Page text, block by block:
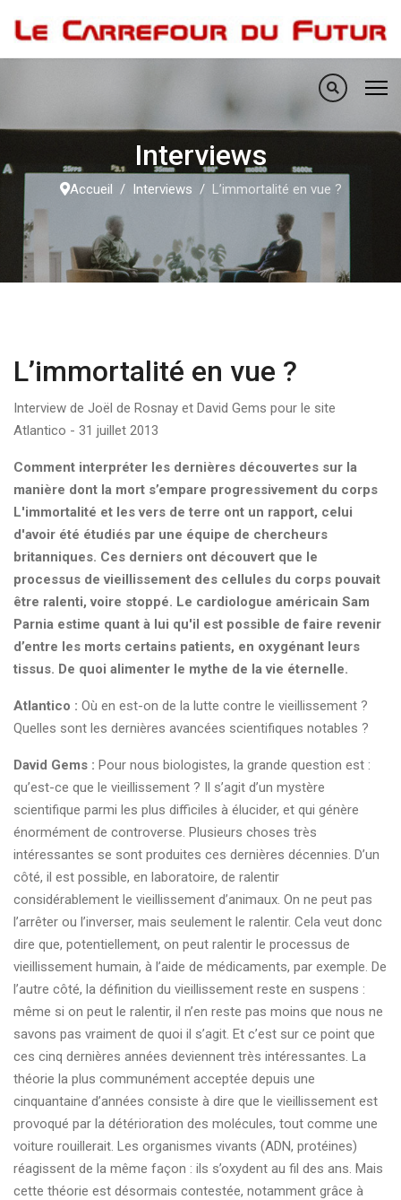
Interviews
Accueil Interviews L’immortalité en vue ?
L’immortalité en vue ?
Interview de Joël de Rosnay et David Gems pour le site
Atlantico - 31 juillet 2013
Comment interpréter les dernières découvertes sur la
manière dont la mort s’empare progressivement du corps
L'immortalité et les vers de terre ont un rapport, celui
d'avoir été étudiés par une équipe de chercheurs
britanniques. Ces derniers ont découvert que le
processus de vieillissement des cellules du corps pouvait
être ralenti, voire stoppé. Le cardiologue américain Sam
Parnia estime quant à lui qu'il est possible de faire revenir
d’entre les morts certains patients, en oxygénant leurs
tissus. De quoi alimenter le mythe de la vie éternelle.
Atlantico : Où en est-on de la lutte contre le vieillissement ?
Quelles sont les dernières avancées scientifiques notables ?
David Gems : Pour nous biologistes, la grande question est :
qu’est-ce que le vieillissement ? Il s’agit d’un mystère
scientifique parmi les plus difficiles à élucider, et qui génère
énormément de controverse. Plusieurs choses très
intéressantes se sont produites ces dernières décennies. D’un
côté, il est possible, en laboratoire, de ralentir
considérablement le vieillissement d’animaux. On ne peut pas
l’arrêter ou l’inverser, mais seulement le ralentir. Cela veut donc
dire que, potentiellement, on peut ralentir le processus de
vieillissement humain, à l’aide de médicaments, par exemple. De
l’autre côté, la définition du vieillissement reste en suspens :
même si on peut le ralentir, il n’en reste pas moins que nous ne
savons pas vraiment de quoi il s’agit. Et c’est sur ce point que
ces cinq dernières années deviennent très intéressantes. La
théorie la plus communément acceptée depuis une
cinquantaine d’années consiste à dire que le vieillissement est
provoqué par la détérioration des molécules, tout comme une
voiture rouillerait. Les organismes vivants (ADN, protéines)
réagissent de la même façon : ils s’oxydent au fil des ans. Mais
cette théorie est désormais contestée, notamment grâce à